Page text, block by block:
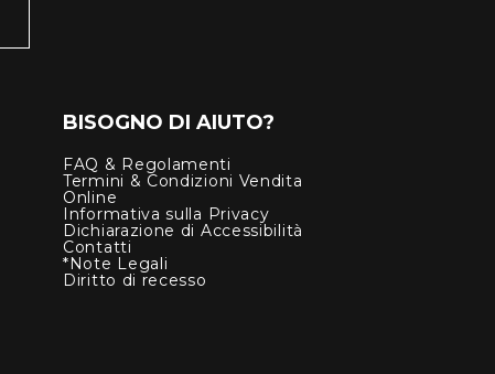
BISOGNO DI AIUTO?
FAQ & Regolamenti
Termini & Condizioni Vendita
Online
Informativa sulla Privacy
Dichiarazione di Accessibilità
Contatti
*Note Legali
Diritto di recesso